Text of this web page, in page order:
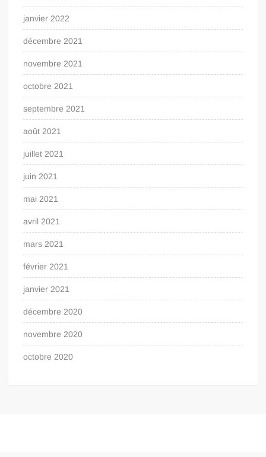
janvier 2022
décembre 2021
novembre 2021
octobre 2021
septembre 2021
août 2021
juillet 2021
juin 2021
mai 2021
avril 2021
mars 2021
février 2021
janvier 2021
décembre 2020
novembre 2020
octobre 2020